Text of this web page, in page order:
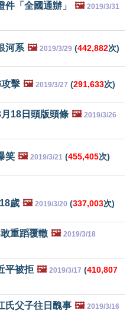
「全國通辦」 🖼️ 2019/3/31
河系 🖼️ 2019/3/29 (442,882次)
擊 🖼️ 2019/3/27 (291,633次)
18日頭版頭條 🖼️ 2019/3/26
笑 🖼️ 2019/3/21 (455,405次)
歲 🖼️ 2019/3/20 (337,003次)
重蹈覆轍 🖼️ 2019/3/18
平被拒 🖼️ 2019/3/17 (410,807
氏父子往日醜事 🖼️ 2019/3/16